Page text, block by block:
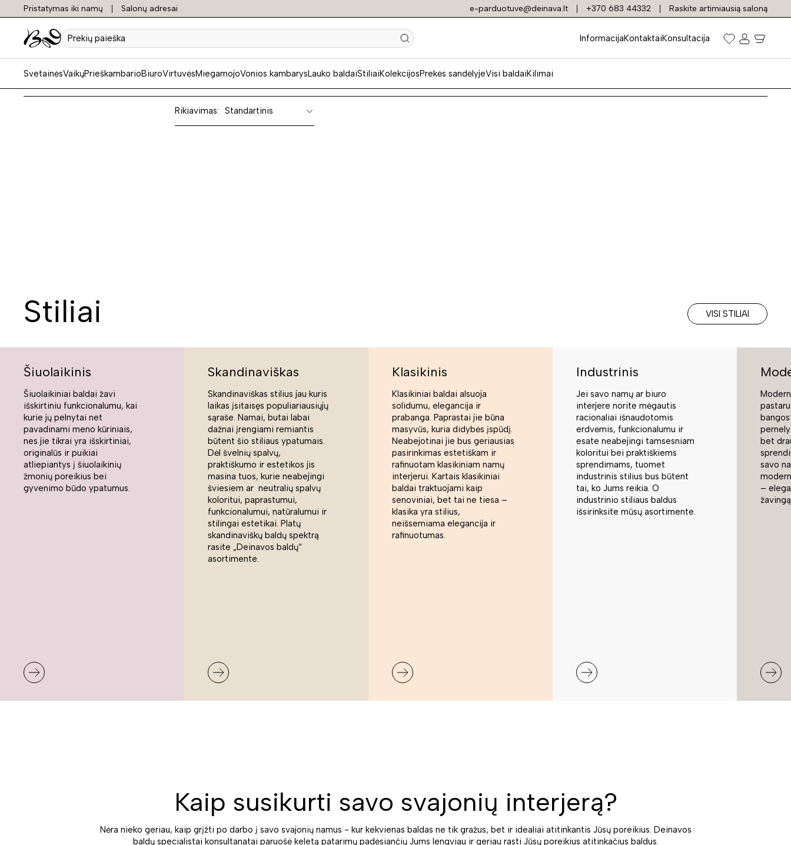
Pristatymas iki namų Salonų adresai e-parduotuve@deinava.lt +370 683 44332 Raskite artimiausią saloną
Prekių
paieška
InformacijaKontaktaiKonsultacija
SvetainėsVaikųPrieškambarioBiuroVirtuvėsMiegamojoVonios kambarysLauko baldaiStiliaiKolekcijosPrekės sandėlyjeVisi baldaiKilimai
Odiniai svetainės komplektai
Rikiavimas: Standartinis
Stiliai VISI STILIAI
Šiuolaikinis
Šiuolaikiniai baldai žavi
išskirtiniu funkcionalumu, kai
kurie jų pelnytai net
pavadinami meno kūriniais,
nes jie tikrai yra išskirtiniai,
originalūs ir puikiai
atliepiantys į šiuolaikinių
žmonių poreikius bei
gyvenimo būdo ypatumus.
Skandinaviškas
Skandinaviškas stilius jau kuris
laikas įsitaisęs populiariausiųjų
sąraše. Namai, butai labai
dažnai įrengiami remiantis
būtent šio stiliaus ypatumais.
Dėl švelnių spalvų,
praktiškumo ir estetikos jis
masina tuos, kurie neabejingi
šviesiem ar neutralių spalvų
koloritui, paprastumui,
funkcionalumui, natūralumui ir
stilingai estetikai. Platų
skandinaviškų baldų spektrą
rasite „Deinavos baldų“
asortimente.
Klasikinis
Klasikiniai baldai alsuoja
solidumu, elegancija ir
prabanga. Paprastai jie būna
masyvūs, kuria didybės įspūdį.
Neabejotinai jie bus geriausias
pasirinkimas estetiškam ir
rafinuotam klasikiniam namų
interjerui. Kartais klasikiniai
baldai traktuojami kaip
senoviniai, bet tai ne tiesa –
klasika yra stilius,
neišsemiama elegancija ir
rafinuotumas.
Industrinis
Jei savo namų ar biuro
interjere norite mėgautis
racionaliai išnaudotomis
erdvėmis, funkcionalumu ir
esate neabejingi tamsesniam
koloritui bei praktiškiems
sprendimams, tuomet
industrinis stilius bus būtent
tai, ko Jums reikia. O
industrinio stiliaus baldus
išsirinksite mūsų asortimente.
bet
savo
–
Kaip susikurti savo svajonių interjerą?
Nėra nieko geriau, kaip grįžti po darbo į savo svajonių namus - kur kekvienas baldas ne tik gražus, bet ir idealiai atitinkantis Jūsų poreikius. Deinavos
baldų specialistai konsultanatai paruošė keletą patarimų padėsiančių Jums lengviau ir geriau rasti Jūsų poreikius atitinkačius baldus.